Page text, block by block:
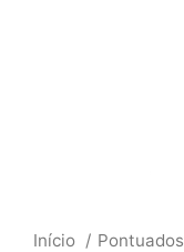
Início Pontuados